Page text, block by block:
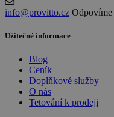
info@provitto.cz Odpovíme
Užitečné informace
Blog
Ceník
Doplňkové služby
O nás
Tetování k prodeji